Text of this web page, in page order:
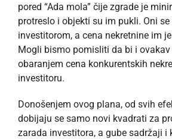
pored “Ada mola” čije zgrade je
protreslo i objekti su im pukli. Oni se
investitorom, a cena nekretnine im
Mogli bismo pomisliti da bi i ovakav
obaranjem cena konkurentskih
investitoru.
Donošenjem ovog plana, od svih
dobijaju se samo novi kvadrati za
zarada investitora, a gube sadržaji i